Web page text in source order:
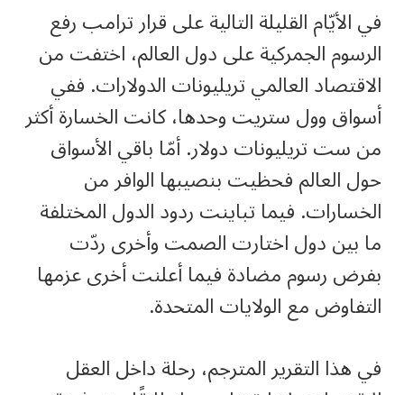
في الأيّام القليلة التالية على قرار ترامب رفع
الرسوم الجمركية على دول العالم، اختفت من
الاقتصاد العالمي تريليونات الدولارات. ففي
أسواق وول ستريت وحدها، كانت الخسارة أكثر
من ست تريليونات دولار. أمّا باقي الأسواق
حول العالم فحظيت بنصيبها الوافر من
الخسارات. فيما تباينت ردود الدول المختلفة
ما بين دول اختارت الصمت وأخرى ردّت
بفرض رسوم مضادة فيما أعلنت أخرى عزمها
التفاوض مع الولايات المتحدة.
في هذا التقرير المترجم، رحلة داخل العقل